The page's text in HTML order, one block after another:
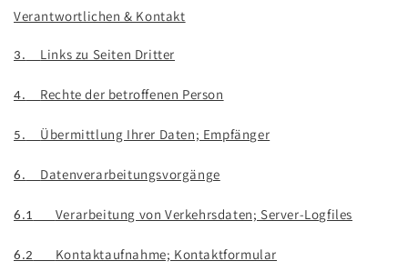
Verantwortlichen & Kontakt
3. Links zu Seiten Dritter
4. Rechte der betroffenen Person
5. Übermittlung Ihrer Daten; Empfänger
6. Datenverarbeitungsvorgänge
6.1 Verarbeitung von Verkehrsdaten; Server-Logfiles
6.2 Kontaktaufnahme; Kontaktformular